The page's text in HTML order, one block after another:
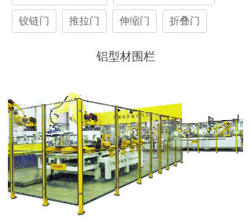
铰链门 推拉门 伸缩门 折叠门
铝型材围栏